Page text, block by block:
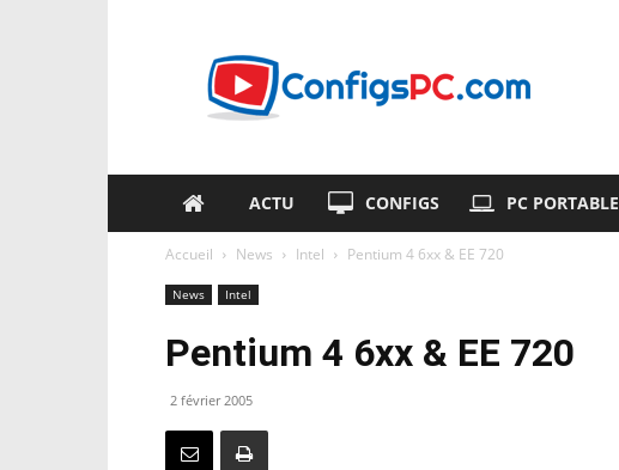
ACTU CONFIGS PC PORTABLE
Accueil News Intel Pentium 4 6xx & EE 720
News Intel
Pentium 4 6xx & EE 720
2 février 2005